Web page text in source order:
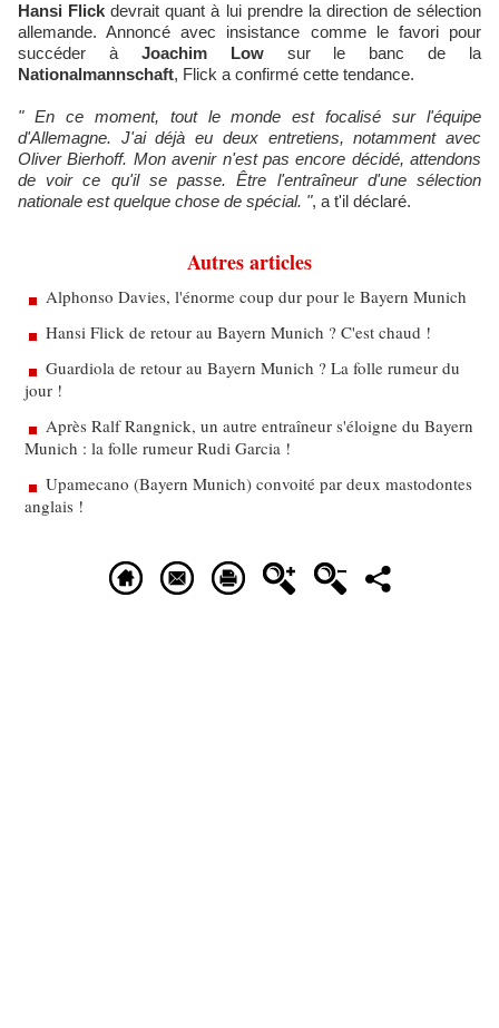
Hansi Flick devrait quant à lui prendre la direction de sélection
allemande. Annoncé avec insistance comme le favori pour
succéder à Joachim Lowsur le banc de la
Nationalmannschaft, Flick a confirmé cette tendance.
" En ce moment, tout le monde est focalisé sur l'équipe
d'Allemagne. J'ai déjà eu deux entretiens, notamment avec
Oliver Bierhoff. Mon avenir n'est pas encore décidé, attendons
de voir ce qu'il se passe. Être l'entraîneur d'une sélection
nationale est quelque chose de spécial. ", a t'il déclaré.
Autres articles
Alphonso Davies, l'énorme coup dur pour le Bayern Munich
Hansi Flick de retour au Bayern Munich ? C'est chaud !
Guardiola de retour au Bayern Munich ? La folle rumeur du
jour !
Après Ralf Rangnick, un autre entraîneur s'éloigne du Bayern
Munich : la folle rumeur Rudi Garcia !
Upamecano (Bayern Munich) convoité par deux mastodontes
anglais !